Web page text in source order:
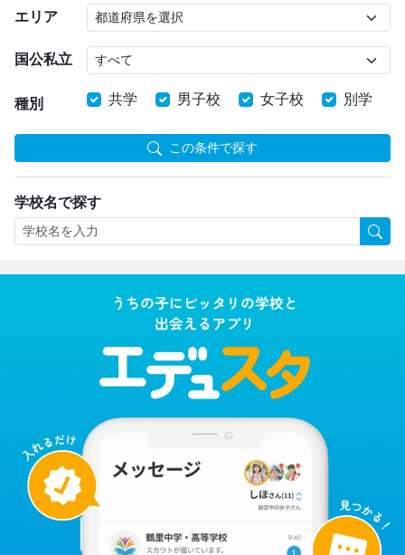
エリア
国公私立
種別 共学 男子校 女子校 別学
この条件で探す
学校名で探す